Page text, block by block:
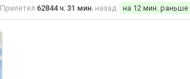
Прилетел 62844 ч. 31 мин. назад на 12 мин. раньше